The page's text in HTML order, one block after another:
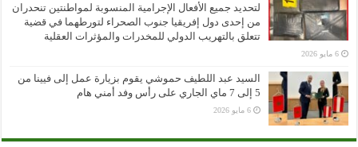
لتحديد جميع الأفعال الإجرامية المنسوبة لمواطنتين تنحدران
من إحدى دول إفريقيا جنوب الصحراء لتورطهما في قضية
تتعلق بالتهريب الدولي للمخدرات والمؤثرات العقلية
6 مايو 2026
السيد عبد اللطيف حموشي يقوم بزيارة عمل إلى فيينا من
5 إلى 7 ماي الجاري على رأس وفد أمني هام
6 مايو 2026